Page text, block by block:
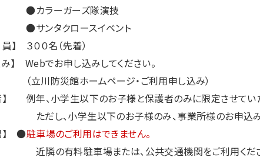
ーガーズ隊演技
タクロースイベント
３００名（先着）
み】 Webでお申し込みしてください。
防災館ホームページ・ご利用申し込み）
】 例年、小学生以下のお子様と保護者のみに限定させてい
、小学生以下のお子様のみ、事業所様のお申込みは
】 ●駐車場のご利用はできません。
有料駐車場または、公共交通機関をご利用くださ